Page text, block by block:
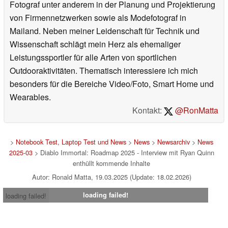
fighting Diablo, the player cut a deal with this character
Albrecht, who is a really, really signature and important
character in Diablo. He was the first host of terror, he was
sacrificed to Diablo by the Archbishop Lazarus way back
in Diablo 1. And so, we've resurrected him, since, you
know, in the story of Diablo Immortal, as one of the
Shardborn, people who are twisted into kind of
monstrosities through the power of the Worldstone, but
they still have some of their human memories remaining.
of taken command of with Diablo's death, are searching
for something in the Sharval Wilds, and you're going to
follow him there to try and start to unravel what he is
looking for, what is his plan.
Notebookcheck: Will Patch 3.3 include a kind of recap or
Fotograf unter anderem in der Planung und Projektierung
von Firmennetzwerken sowie als Modefotograf in
Mailand. Neben meiner Leidenschaft für Technik und
Wissenschaft schlägt mein Herz als ehemaliger
Leistungssportler für alle Arten von sportlichen
Outdooraktivitäten. Thematisch interessiere ich mich
besonders für die Bereiche Video/Foto, Smart Home und
Wearables.
Kontakt:
@RonMatta
> Notebook Test, Laptop Test und News> News> Newsarchiv> News
2025-03> Diablo Immortal: Roadmap 2025 - Interview mit Ryan Quinn
enthüllt kommende Inhalte
Autor: Ronald Matta, 19.03.2025 (Update: 18.02.2026)
loading failed!
loading failed!